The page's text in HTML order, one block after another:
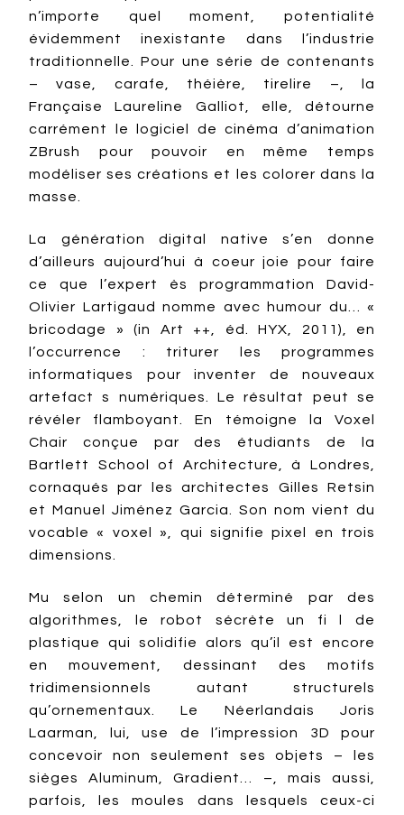
n’importe quel moment, potentialité
évidemment inexistante dans l’industrie
traditionnelle. Pour une série de contenants
– vase, carafe, théière, tirelire –, la
Française Laureline Galliot, elle, détourne
carrément le logiciel de cinéma d’animation
ZBrush pour pouvoir en même temps
modéliser ses créations et les colorer dans la
masse.
La génération digital native s’en donne
d’ailleurs aujourd’hui à coeur joie pour faire
ce que l’expert ès programmation David-
Olivier Lartigaud nomme avec humour du… «
bricodage » (in Art ++, éd. HYX, 2011), en
l’occurrence : triturer les programmes
informatiques pour inventer de nouveaux
artefact s numériques. Le résultat peut se
révéler flamboyant. En témoigne la Voxel
Chair conçue par des étudiants de la
Bartlett School of Architecture, à Londres,
cornaqués par les architectes Gilles Retsin
et Manuel Jiménez Garcia. Son nom vient du
vocable « voxel », qui signifie pixel en trois
dimensions.
Mu selon un chemin déterminé par des
algorithmes, le robot sécrète un fi l de
plastique qui solidifie alors qu’il est encore
en mouvement, dessinant des motifs
tridimensionnels autant structurels
qu’ornementaux. Le Néerlandais Joris
Laarman, lui, use de l’impression 3D pour
concevoir non seulement ses objets – les
sièges Aluminum, Gradient… –, mais aussi,
parfois, les moules dans lesquels ceux-ci